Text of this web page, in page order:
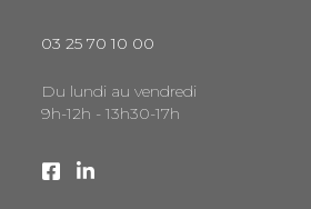
03 25 70 10 00
Du lundi au vendredi
9h-12h - 13h30-17h